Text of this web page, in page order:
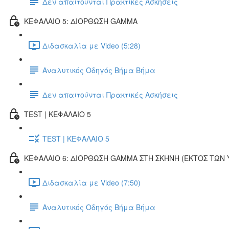
ΚΕΦΑΛΑΙΟ 5: ΔΙΟΡΘΩΣΗ GAMMA
Διδασκαλία με Video (5:28)
Αναλυτικός Οδηγός Βήμα Βήμα
Δεν απαιτούνται Πρακτικές Ασκήσεις
TEST | ΚΕΦΑΛΑΙΟ 5
TEST | ΚΕΦΑΛΑΙΟ 5
ΚΕΦΑΛΑΙΟ 6: ΔΙΟΡΘΩΣΗ GAMMA ΣΤΗ ΣΚΗΝΗ (ΕΚΤOΣ
Διδασκαλία με Video (7:50)
Αναλυτικός Οδηγός Βήμα Βήμα